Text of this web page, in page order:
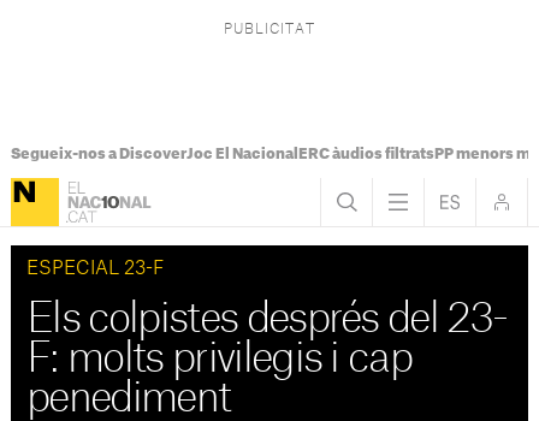
Segueix-nos a DiscoverJoc El Nacional ERC àudios filtratsPP menors
ESPECIAL 23-F
Els colpistes després del 23-
F: molts privilegis i cap
penediment